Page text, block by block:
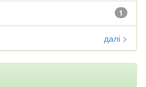
1
далі >